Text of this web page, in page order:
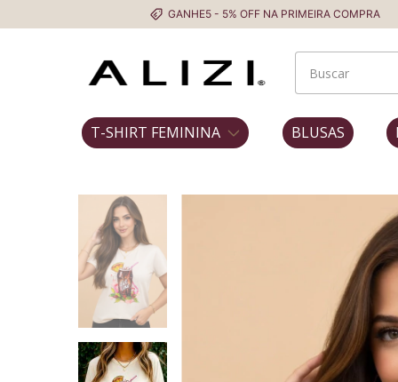
GANHE5 - 5% OFF NA PRIMEIRA COMPRA Frete
T-SHIRT FEMININA BLUSAS